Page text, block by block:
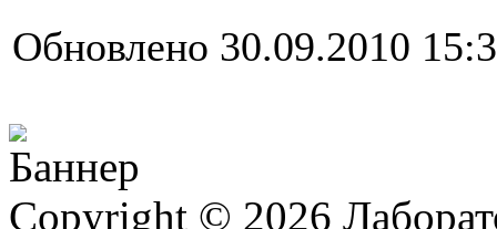
Обновлено 30.09.2010
Copyright © 2026